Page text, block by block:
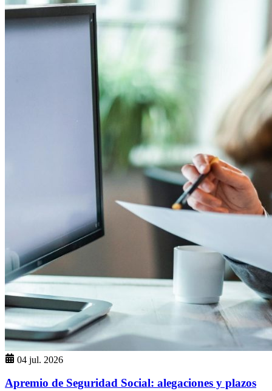
04 jul. 2026
Apremio de Seguridad Social: alegaciones y plazos